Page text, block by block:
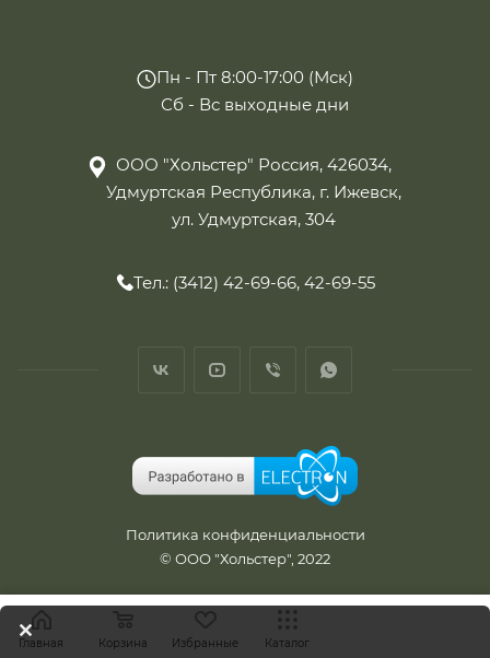
Пн - Пт 8:00-17:00 (Мск)
Сб - Вс выходные дни
ООО "Хольстер" Россия, 426034,
Удмуртская Республика, г. Ижевск,
ул. Удмуртская, 304
Тел.: (3412) 42-69-66, 42-69-55
Политика конфиденциальности
© ООО "Хольстер", 2022
Главная Корзина Избранные Каталог